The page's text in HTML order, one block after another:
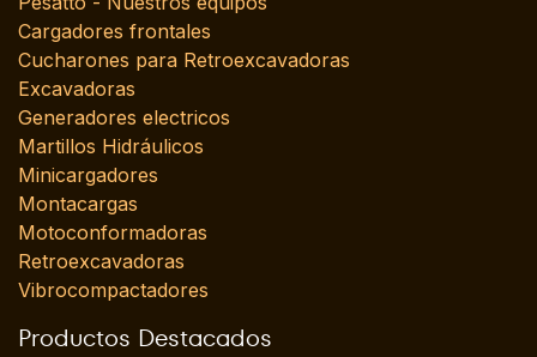
Cargadores frontales
Cucharones para Retroexcavadoras
Excavadoras
Generadores electricos
Martillos Hidráulicos
Minicargadores
Montacargas
Motoconformadoras
Retroexcavadoras
Vibrocompactadores
Productos Destacados